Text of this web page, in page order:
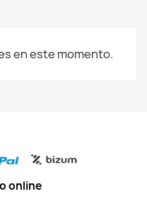
en este momento.
online